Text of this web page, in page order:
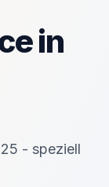
in
- speziell